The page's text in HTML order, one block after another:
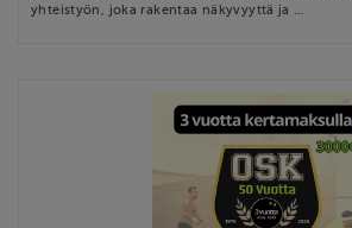
yhteistyön, joka rakentaa näkyvyyttä ja …